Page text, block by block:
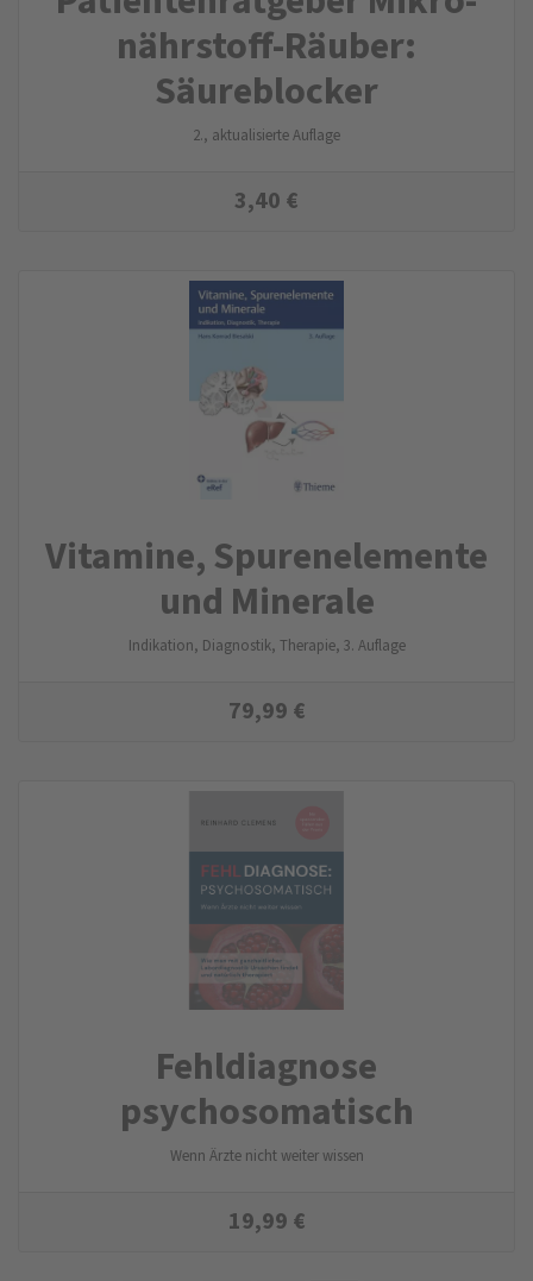
nährstoff-Räuber:
Säureblocker
2., aktualisierte Auflage
3,40 €
Vitamine, Spuren­elemente
und Minerale
Indikation, Diagnostik, Therapie, 3. Auflage
79,99 €
Fehldiagnose
psychosomatisch
Wenn Ärzte nicht weiter wissen
19,99 €